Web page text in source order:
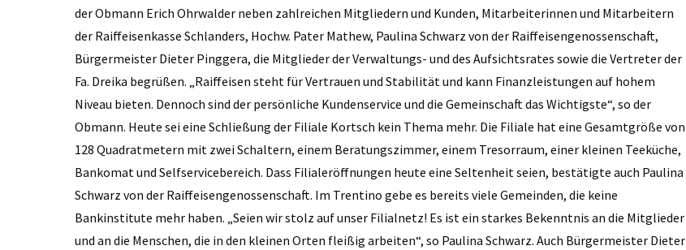
der Obmann Erich Ohrwalder neben zahlreichen Mitgliedern und Kunden, Mitarbeiterinnen und Mitarbeitern
der Raiffeisenkasse Schlanders, Hochw. Pater Mathew, Paulina Schwarz von der Raiffeisengenossenschaft,
Bürgermeister Dieter Pinggera, die Mitglieder der Verwaltungs- und des Aufsichtsrates sowie die Vertreter der
Fa. Dreika begrüßen. „Raiffeisen steht für Vertrauen und Stabilität und kann Finanzleistungen auf hohem
Niveau bieten. Dennoch sind der persönliche Kundenservice und die Gemeinschaft das Wichtigste“, so der
Obmann. Heute sei eine Schließung der Filiale Kortsch kein Thema mehr. Die Filiale hat eine Gesamtgröße von
128 Quadratmetern mit zwei Schaltern, einem Beratungszimmer, einem Tresorraum, einer kleinen Teeküche,
Bankomat und Selfservicebereich. Dass Filialeröffnungen heute eine Seltenheit seien, bestätigte auch Paulina
Schwarz von der Raiffeisengenossenschaft. Im Trentino gebe es bereits viele Gemeinden, die keine
Bankinstitute mehr haben. „Seien wir stolz auf unser Filialnetz! Es ist ein starkes Bekenntnis an die Mitglieder
und an die Menschen, die in den kleinen Orten fleißig arbeiten“, so Paulina Schwarz. Auch Bürgermeister Dieter